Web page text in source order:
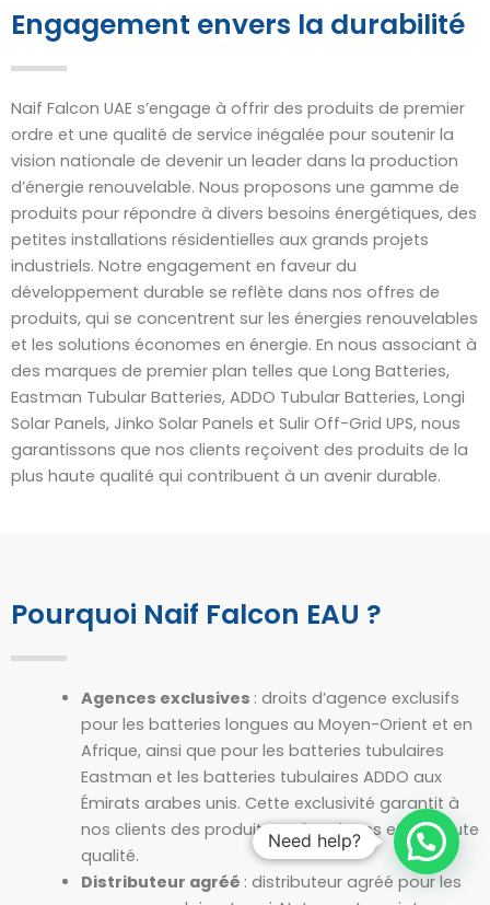
Engagement envers la durabilité
Naif Falcon UAE s’engage à offrir des produits de premier
ordre et une qualité de service inégalée pour soutenir la
vision nationale de devenir un leader dans la production
d’énergie renouvelable. Nous proposons une gamme de
produits pour répondre à divers besoins énergétiques, des
petites installations résidentielles aux grands projets
industriels. Notre engagement en faveur du
développement durable se reflète dans nos offres de
produits, qui se concentrent sur les énergies renouvelables
et les solutions économes en énergie. En nous associant à
des marques de premier plan telles que Long Batteries,
Eastman Tubular Batteries, ADDO Tubular Batteries, Longi
Solar Panels, Jinko Solar Panels et Sulir Off-Grid UPS, nous
garantissons que nos clients reçoivent des produits de la
plus haute qualité qui contribuent à un avenir durable.
Pourquoi Naif Falcon EAU ?
Agences exclusives : droits d’agence exclusifs
pour les batteries longues au Moyen-Orient et en
Afrique, ainsi que pour les batteries tubulaires
Eastman et les batteries tubulaires ADDO aux
Émirats arabes unis. Cette exclusivité garantit à
nos clients des produits authentiques et de haute
qualité.
Distributeur agréé : distributeur agréé pour les
Need help?